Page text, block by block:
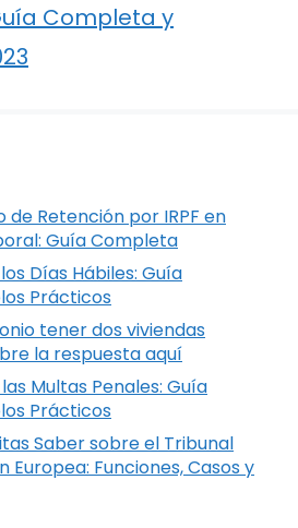
Completa y
de Retención por IRPF en
Guía Completa
Días Hábiles: Guía
Prácticos
tener dos viviendas
la respuesta aquí
Multas Penales: Guía
Prácticos
Saber sobre el Tribunal
Europea: Funciones, Casos y